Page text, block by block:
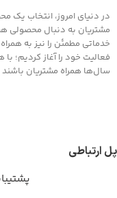
در دنیای امروز، انتخاب
مشتریان به دنبال محصولی
خدماتی مطمئن را نیز به
فعالیت خود را آغاز کردیم؛
سال‌ها همراه مشتریان باشند
پل ارتباطی